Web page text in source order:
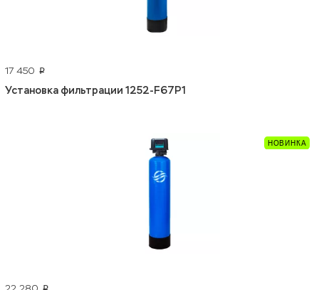
17 450 p
Установка фильтрации 1252-F67P1